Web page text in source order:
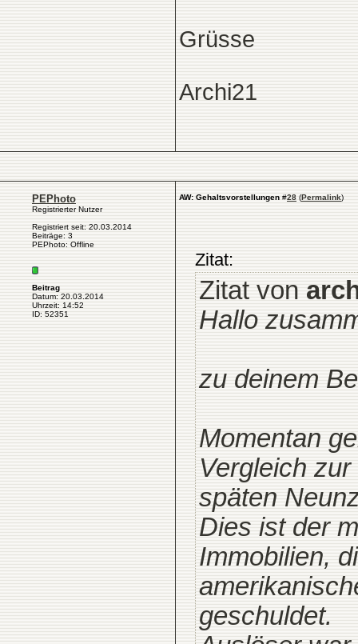
Grüsse
Archi21
PEPhoto
Registrierter Nutzer
Registriert seit: 20.03.2014
Beiträge: 3
PEPhoto: Offline
Beitrag
Datum: 20.03.2014
Uhrzeit: 14:52
ID: 52351
AW: Gehaltsvorstellungen #28 (Permalink)
Zitat:
Zitat von
Hallo
zu deinem
Momentan
Vergleich
späten
Dies ist der
Immobilien,
geschuldet.